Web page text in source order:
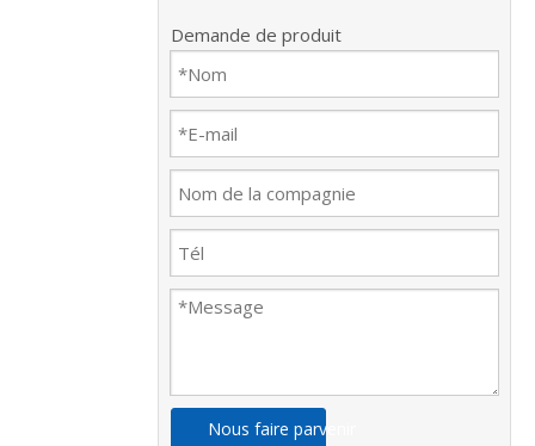
Demande de produit
Nous faire parvenir